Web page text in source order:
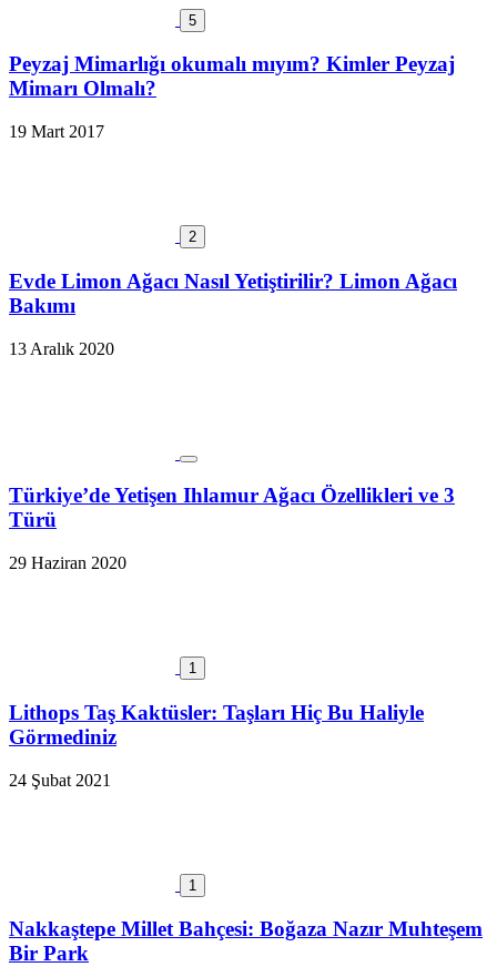
5
Peyzaj Mimarlığı okumalı mıyım? Kimler Peyzaj
Mimarı Olmalı?
19 Mart 2017
2
Evde Limon Ağacı Nasıl Yetiştirilir? Limon Ağacı
Bakımı
13 Aralık 2020
Türkiye’de Yetişen Ihlamur Ağacı Özellikleri ve 3
Türü
29 Haziran 2020
1
Lithops Taş Kaktüsler: Taşları Hiç Bu Haliyle
Görmediniz
24 Şubat 2021
1
Nakkaştepe Millet Bahçesi: Boğaza Nazır Muhteşem
Bir Park